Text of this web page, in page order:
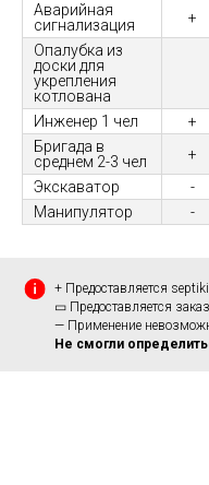
Аварийная
сигнализация
+
Опалубка из
доски для
укрепления
котлована
Инженер 1 чел
+
Бригада в
среднем 2-3 чел
+
Экскаватор
-
Манипулятор
-
+ Предоставляется
▭ Предоставляется
— Применение
Не смогли